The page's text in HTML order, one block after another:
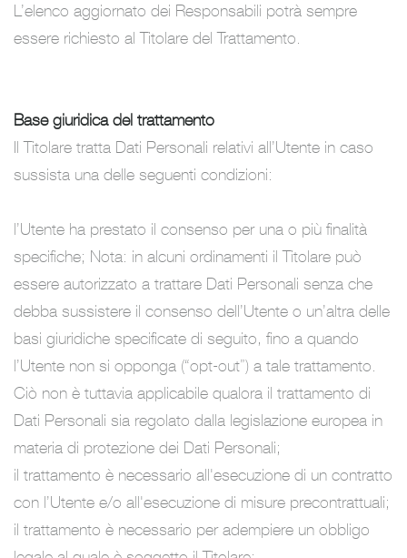
L’elenco aggiornato dei Responsabili potrà sempre
essere richiesto al Titolare del Trattamento.
Base giuridica del trattamento
Il Titolare tratta Dati Personali relativi all’Utente in caso
sussista una delle seguenti condizioni:
l’Utente ha prestato il consenso per una o più finalità
specifiche; Nota: in alcuni ordinamenti il Titolare può
essere autorizzato a trattare Dati Personali senza che
debba sussistere il consenso dell’Utente o un’altra delle
basi giuridiche specificate di seguito, fino a quando
l’Utente non si opponga (“opt-out”) a tale trattamento.
Ciò non è tuttavia applicabile qualora il trattamento di
Dati Personali sia regolato dalla legislazione europea in
materia di protezione dei Dati Personali;
il trattamento è necessario all'esecuzione di un contratto
con l’Utente e/o all'esecuzione di misure precontrattuali;
il trattamento è necessario per adempiere un obbligo